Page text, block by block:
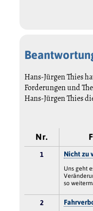
Hans-Jürgen Thies
Forderungen und
Hans-Jürgen Thies
Nr.
1 Nicht zu
Uns geht
so
2